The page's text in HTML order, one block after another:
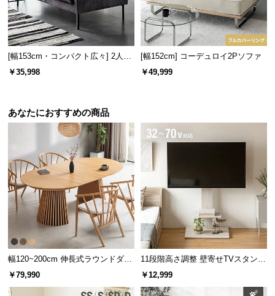
安定感のある背もたれ
背もたれは分厚く安定感があり、しっかりと身体を
支えるため安心して寛ぐことができます。
ソファの座り心地について
[幅153cm・コンパクト広々] 2人掛
けモダンソファ ブラックスチール
￥35,998
[幅152cm] コーデュロイ2Pソファ
￥49,999
あなたにおすすめの商品
幅120~200cm 伸長式ラウンドダイ
ニングテーブル 6人掛け 天然木突
板 美しい格子デザイン
￥79,990
11段階高さ調整 壁寄せTVスタンド
キャスター付き 上下左右角度調節
￥12,999